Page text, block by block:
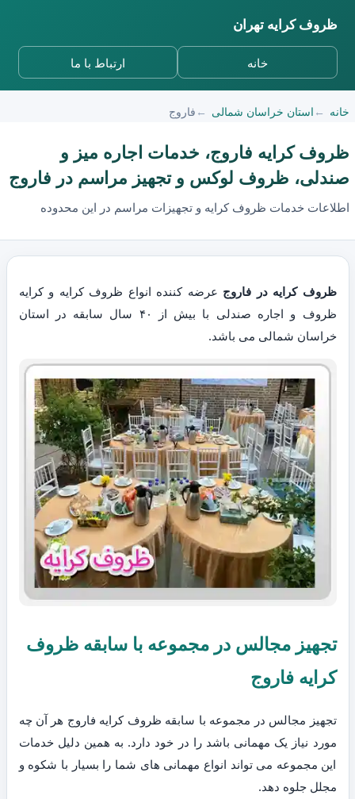
ظروف کرایه تهران
خانه ارتباط با ما
خانه استان خراسان شمالی فاروج
ظروف کرایه فاروج، خدمات اجاره میز و
صندلی، ظروف لوکس و تجهیز مراسم در فاروج
اطلاعات خدمات ظروف کرایه و تجهیزات مراسم در این محدوده
ظروف کرایه در فاروج عرضه کننده انواع ظروف کرایه و کرایه
ظروف و اجاره صندلی با بیش از ۴۰ سال سابقه در استان
خراسان شمالی می باشد.
تجهیز مجالس در مجموعه با سابقه ظروف
کرایه فاروج
تجهیز مجالس در مجموعه با سابقه ظروف کرایه فاروج هر آن چه
مورد نیاز یک مهمانی باشد را در خود دارد. به همین دلیل خدمات
این مجموعه می تواند انواع مهمانی های شما را بسیار با شکوه و
مجلل جلوه دهد.